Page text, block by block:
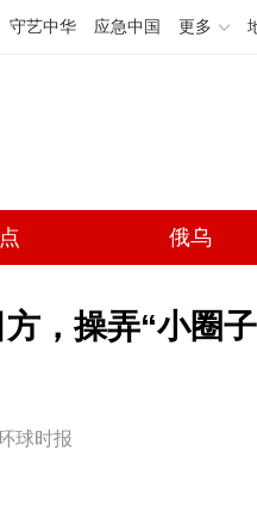
守艺中华 应急中国 更多
俄乌
，操弄“小圈
球时报